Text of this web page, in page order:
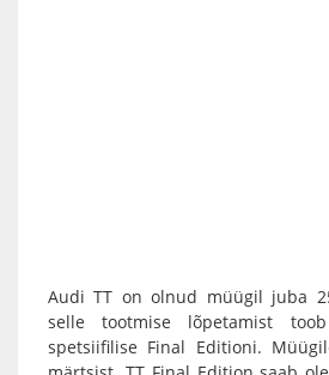
Audi TT on olnud müügil juba
selle tootmise lõpetamist
spetsiifilise Final Editioni.